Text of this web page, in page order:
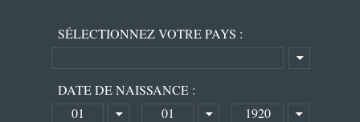
SÉLECTIONNEZ VOTRE PAYS :
DATE DE NAISSANCE :
01
01 1920